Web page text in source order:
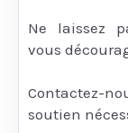
Ne laissez
vous
Contactez-
soutien